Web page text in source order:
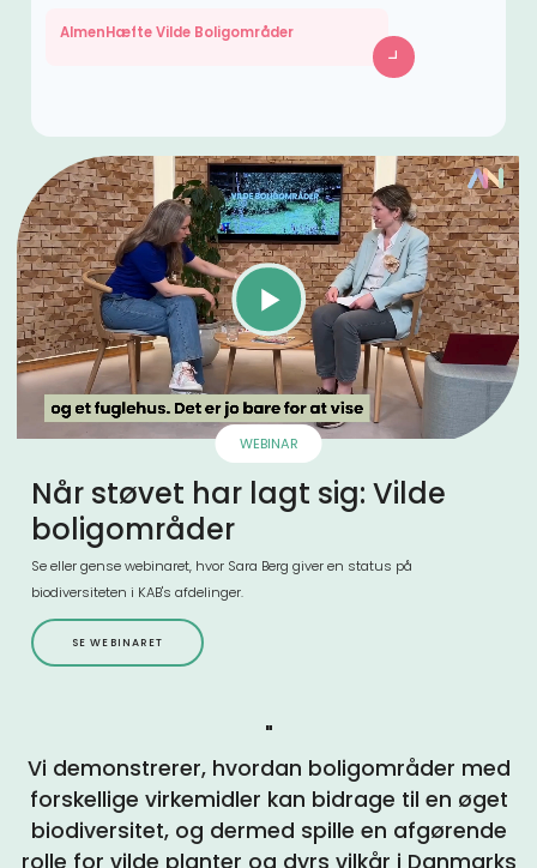
AlmenHæfte Vilde Boligområder
WEBINAR
Når støvet har lagt sig: Vilde
boligområder
Se eller gense webinaret, hvor Sara Berg giver en status på
biodiversiteten i KAB's afdelinger.
SE WEBINARET
"
Vi demonstrerer, hvordan boligområder med
forskellige virkemidler kan bidrage til en øget
biodiversitet, og dermed spille en afgørende
rolle for vilde planter og dyrs vilkår i Danmarks